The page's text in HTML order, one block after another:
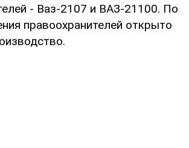
- Ваз-2107 и ВАЗ-21100. По
правоохранителей открыто